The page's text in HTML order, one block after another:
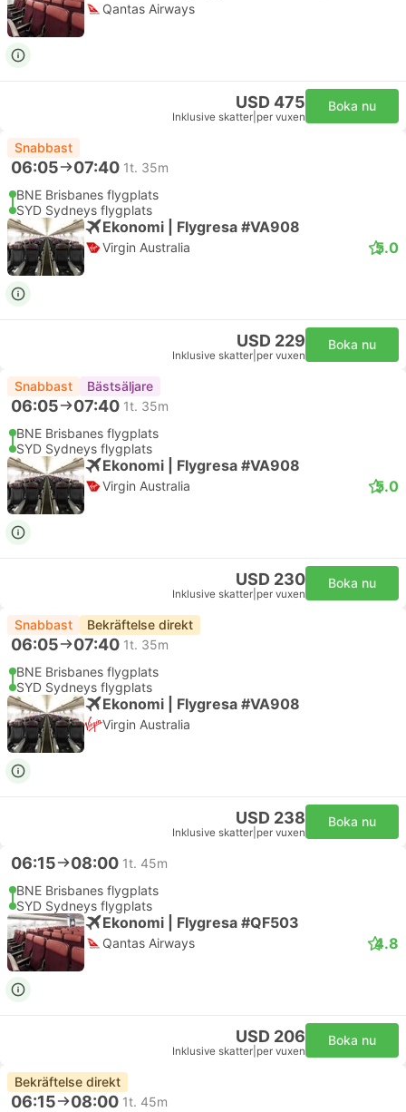
Qantas Airways
USD 475
Inklusive skatter per vuxen
Boka nu
Snabbast
06:05 07:40 1t. 35m
BNE Brisbanes flygplats
SYD Sydneys flygplats
Ekonomi | Flygresa #VA908
Virgin Australia 5.0
USD 229
Inklusive skatter per vuxen
Boka nu
Snabbast Bästsäljare
06:05 07:40 1t. 35m
BNE Brisbanes flygplats
SYD Sydneys flygplats
Ekonomi | Flygresa #VA908
Virgin Australia 5.0
USD 230
Inklusive skatter per vuxen
Boka nu
Snabbast Bekräftelse direkt
06:05 07:40 1t. 35m
BNE Brisbanes flygplats
SYD Sydneys flygplats
Ekonomi | Flygresa #VA908
Virgin Australia
USD 238
Inklusive skatter per vuxen
Boka nu
06:15 08:00 1t. 45m
BNE Brisbanes flygplats
SYD Sydneys flygplats
Ekonomi | Flygresa #QF503
Qantas Airways 4.8
USD 206
Inklusive skatter per vuxen
Boka nu
Bekräftelse direkt
06:15 08:00 1t. 45m